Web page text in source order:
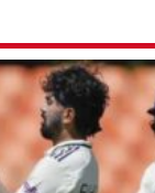
r
a
m
i
n
k